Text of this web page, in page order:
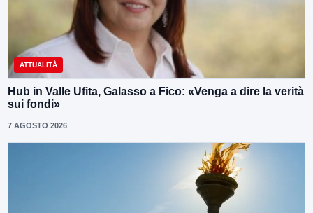
ATTUALITÀ
Hub in Valle Ufita, Galasso a Fico: «Venga a dire la verità
sui fondi»
7 AGOSTO 2026